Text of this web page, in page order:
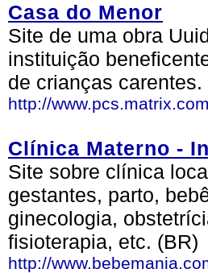
Casa do Menor
Site de uma obra
instituição
de crianças carentes.
http://
Clínica Materno -
Site sobre clínica
gestantes, parto,
ginecologia,
fisioterapia, etc. (BR)
http://